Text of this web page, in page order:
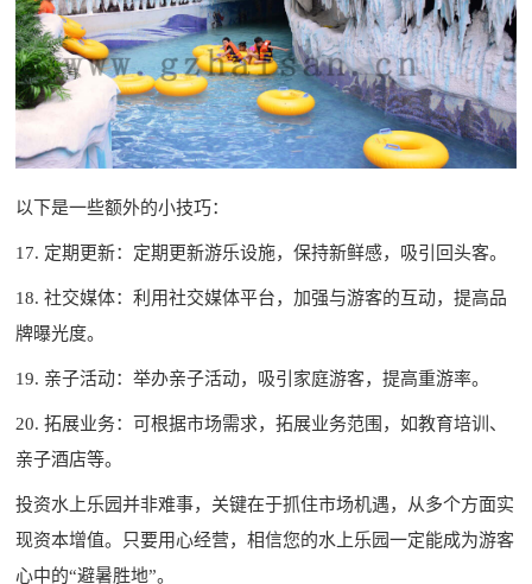
以下是一些额外的小技巧：
17. 定期更新：定期更新游乐设施，保持新鲜感，吸引回头客。
18. 社交媒体：利用社交媒体平台，加强与游客的互动，提高品
牌曝光度。
19. 亲子活动：举办亲子活动，吸引家庭游客，提高重游率。
20. 拓展业务：可根据市场需求，拓展业务范围，如教育培训、
亲子酒店等。
投资水上乐园并非难事，关键在于抓住市场机遇，从多个方面实
现资本增值。只要用心经营，相信您的水上乐园一定能成为游客
心中的“避暑胜地”。